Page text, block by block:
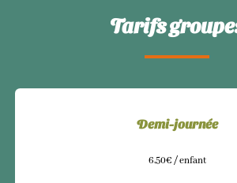
Tarifs
Demi-journée
6,50€ / enfant